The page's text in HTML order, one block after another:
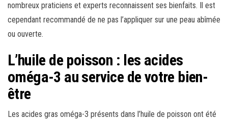
nombreux praticiens et experts reconnaissent ses bienfaits. Il est
cependant recommandé de ne pas l’appliquer sur une peau abîmée
ou ouverte.
L’huile de poisson : les acides
oméga-3 au service de votre bien-
être
Les acides gras oméga-3 présents dans l’huile de poisson ont été